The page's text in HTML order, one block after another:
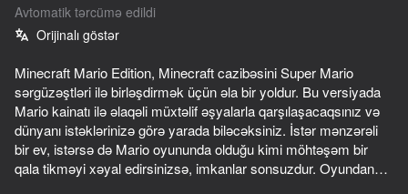
OYNA
Noob Miner: Jailbreak
56
TearDown - Destroy everything
54
Mine Fight! Cut Mob Army!
60 54
Avtomatik tərcümə edildi
Orijinalı göstər
Minecraft Mario Edition, Minecraft cazibəsini Super Mario
sərgüzəştləri ilə birləşdirmək üçün əla bir yoldur. Bu versiyada
Mario kainatı ilə əlaqəli müxtəlif əşyalarla qarşılaşacaqsınız və
dünyanı istəklərinizə görə yarada biləcəksiniz. İstər mənzərəli
bir ev, istərsə də Mario oyununda olduğu kimi möhtəşəm bir
qala tikməyi xəyal edirsinizsə, imkanlar sonsuzdur. Oyundan